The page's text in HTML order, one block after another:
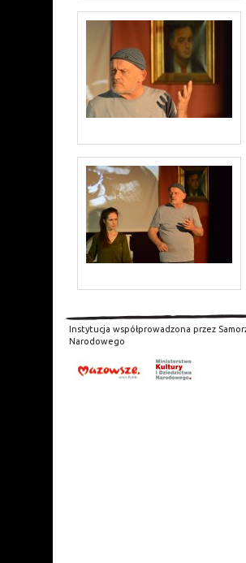
Instytucja współprowadzona przez
Narodowego